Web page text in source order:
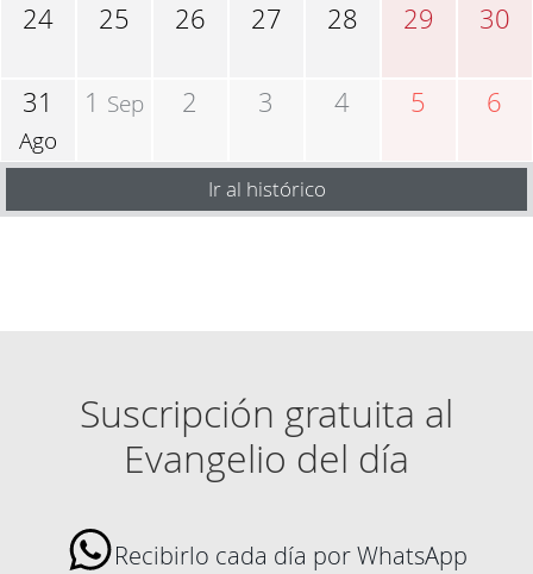
24 25 26 27 28 29 30
31
Ago
1 Sep 2 3 4 5 6
Ir al histórico
Suscripción gratuita al
Evangelio del día
Recibirlo cada día por WhatsApp